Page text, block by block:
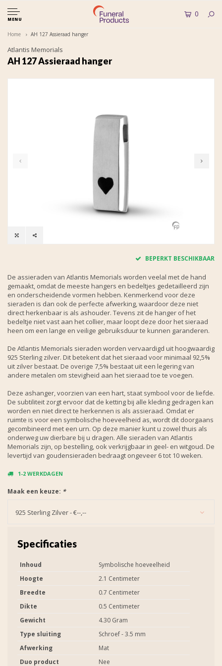
MENU
0
Home AH 127 Assieraad hanger
Atlantis Memorials
AH 127 Assieraad hanger
BEPERKT BESCHIKBAAR
De assieraden van Atlantis Memorials worden veelal met de hand
gemaakt, omdat de meeste hangers en bedeltjes gedetailleerd zijn
en onderscheidende vormen hebben. Kenmerkend voor deze
sieraden is dan ook de perfecte afwerking, waardoor deze niet
direct herkenbaar is als ashouder. Tevens zit de hanger of het
bedeltje niet vast aan het collier, maar loopt deze door het sieraad
heen om een lange en veilige gebruiksduur te kunnen garanderen.
De Atlantis Memorials sieraden worden vervaardigd uit hoogwaardig
925 Sterling zilver. Dit betekent dat het sieraad voor minimaal 92,5%
uit zilver bestaat. De overige 7,5% bestaat uit een legering van
andere metalen om stevigheid aan het sieraad toe te voegen.
Deze ashanger, voorzien van een hart, staat symbool voor de liefde.
De subtiliteit zorgt ervoor dat de ketting bij alle kleding gedragen kan
worden en niet direct te herkennen is als assieraad. Omdat er
ruimte is voor een symbolische hoeveelheid as, wordt dit doorgaans
gecombineerd met een urn. Op deze manier kunt u zowel thuis als
onderweg uw dierbare bij u dragen. Alle sieraden van Atlantis
Memorials zijn, op bestelling, ook verkrijgbaar in geel- en witgoud. De
levertijd van goudensieraden bedraagt ongeveer 6 tot 10 weken.
1-2 WERKDAGEN
Maak een keuze: *
925 Sterling Zilver - €--,--
Specificaties
Inhoud
Symbolische hoeveelheid
Hoogte
2.1 Centimeter
Breedte
0.7 Centimeter
Dikte
0.5 Centimeter
Gewicht
4.30 Gram
Type sluiting
Schroef - 3.5 mm
Afwerking
Mat
Duo product
Nee